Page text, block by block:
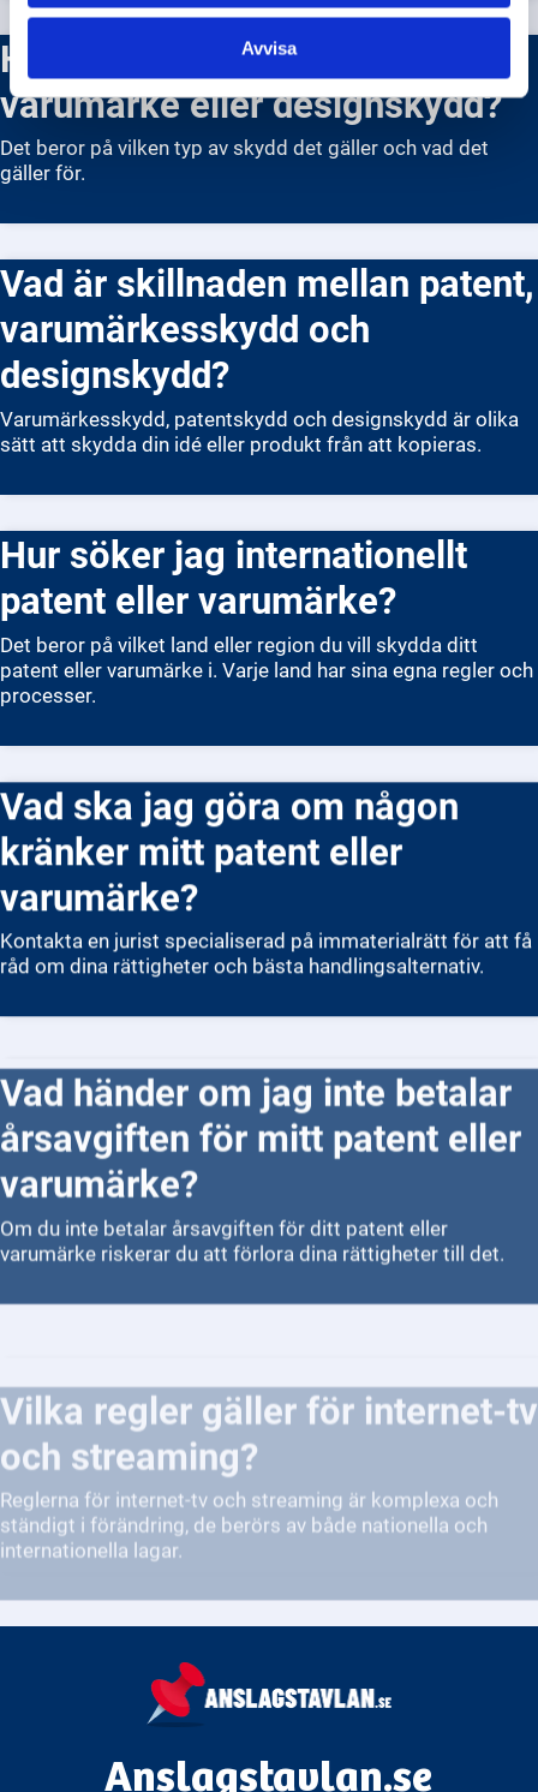
Avvisa
Hur länge gäller ett patent,
varumärke eller designskydd?
Det beror på vilken typ av skydd det gäller och vad det
gäller för.
Vad är skillnaden mellan patent,
varumärkesskydd och
designskydd?
Varumärkesskydd, patentskydd och designskydd är olika
sätt att skydda din idé eller produkt från att kopieras.
Hur söker jag internationellt
patent eller varumärke?
Det beror på vilket land eller region du vill skydda ditt
patent eller varumärke i. Varje land har sina egna regler och
processer.
Vad ska jag göra om någon
kränker mitt patent eller
varumärke?
Kontakta en jurist specialiserad på immaterialrätt för att få
råd om dina rättigheter och bästa handlingsalternativ.
Vad händer om jag inte betalar
årsavgiften för mitt patent eller
varumärke?
varumärke riskerar du att förlora dina rättigheter till det.
och streaming?
Reglerna för internet-tv och streaming är komplexa och
ständigt i förändring, de berörs av både nationella och
internationella lagar.
Anslagstavlan.se